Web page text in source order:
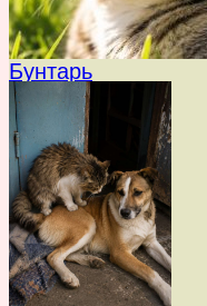
Бунтарь